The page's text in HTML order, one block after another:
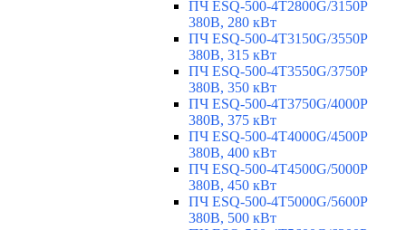
ПЧ ESQ-500-4T2800G/3150P
380В, 280 кВт
ПЧ ESQ-500-4T3150G/3550P
380В, 315 кВт
ПЧ ESQ-500-4T3550G/3750P
380В, 350 кВт
ПЧ ESQ-500-4T3750G/4000P
380В, 375 кВт
ПЧ ESQ-500-4T4000G/4500P
380В, 400 кВт
ПЧ ESQ-500-4T4500G/5000P
380В, 450 кВт
ПЧ ESQ-500-4T5000G/5600P
380В, 500 кВт